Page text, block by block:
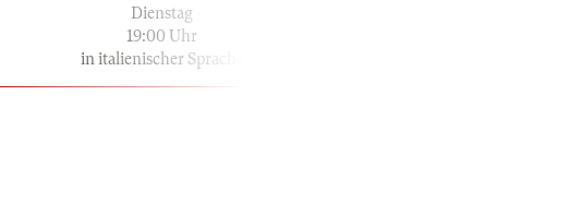
Dienstag
19:00 Uhr
in italienischer Sprache